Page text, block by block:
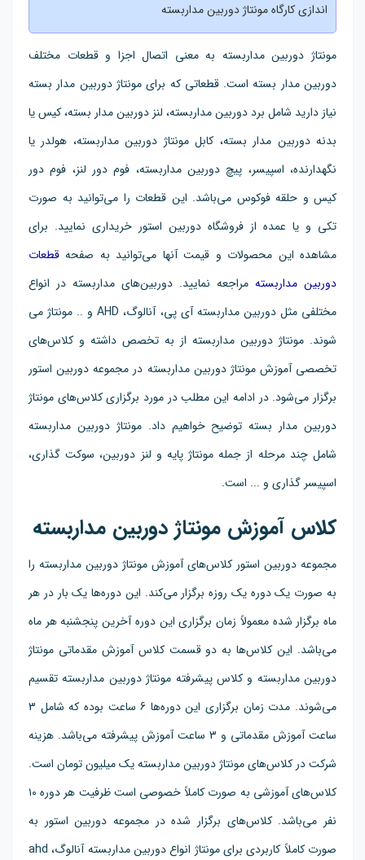
اندازی کارگاه مونتاژ دوربین مداربسته
مونتاژ دوربین مداربسته به معنی اتصال اجزا و قطعات مختلف
دوربین مدار بسته است. قطعاتی که برای مونتاژ دوربین مدار بسته
نیاز دارید شامل برد دوربین مداربسته، لنز دوربین مدار بسته، کیس یا
بدنه دوربین مدار بسته، کابل مونتاژ دوربین مداربسته، هولدر یا
نگهدارنده، اسپیسر، پیچ دوربین مداربسته، فوم دور لنز، فوم دور
کیس و حلقه فوکوس می‌باشد. این قطعات را می‌توانید به صورت
تکی و یا عمده از فروشگاه دوربین استور خریداری نمایید. برای
مشاهده این محصولات و قیمت آنها می‌توانید به صفحه قطعات
دوربین مداربسته مراجعه نمایید. دوربین‌های مداربسته در انواع
مختلفی مثل دوربین مداربسته آی پی، آنالوگ، AHD و .. مونتاژ می
شوند. مونتاژ دوربین مداربسته از به تخصص داشته و کلاس‌های
تخصصی آموزش مونتاژ دوربین مداربسته در مجموعه دوربین استور
برگزار می‌شود. در ادامه این مطلب در مورد برگزاری کلاس‌های مونتاژ
دوربین مدار بسته توضیح خواهیم داد. مونتاژ دوربین مداربسته
شامل چند مرحله از جمله مونتاژ پایه و لنز دوربین، سوکت گذاری،
اسپیسر گذاری و ... است.
کلاس آموزش مونتاژ دوربین مداربسته
مجموعه دوربین استور کلاس‌های آموزش مونتاژ دوربین مداربسته را
به صورت یک دوره یک روزه برگزار می‌کند. این دوره‌ها یک بار در هر
ماه برگزار شده معمولاً زمان برگزاری این دوره آخرین پنجشنبه هر ماه
می‌باشد. این کلاس‌ها به دو قسمت کلاس آموزش مقدماتی مونتاژ
دوربین مداربسته و کلاس پیشرفته مونتاژ دوربین مداربسته تقسیم
می‌شوند. مدت زمان برگزاری این دوره‌ها 6 ساعت بوده که شامل 3
ساعت آموزش مقدماتی و 3 ساعت آموزش پیشرفته می‌باشد. هزینه
شرکت در کلاس‌های مونتاژ دوربین مداربسته یک میلیون تومان است.
کلاس‌های آموزشی به صورت کاملاً خصوصی است ظرفیت هر دوره ۱۰
نفر می‌باشد. کلاس‌های برگزار شده در مجموعه دوربین استور به
صورت کاملاً کاربردی برای مونتاژ انواع دوربین مداربسته آنالوگ، ahd